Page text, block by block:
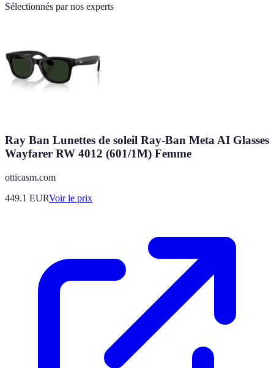
Sélectionnés par nos experts
Ray Ban Lunettes de soleil Ray-Ban Meta AI Glasses
Wayfarer RW 4012 (601/1M) Femme
otticasm.com
449.1 EURVoir le prix